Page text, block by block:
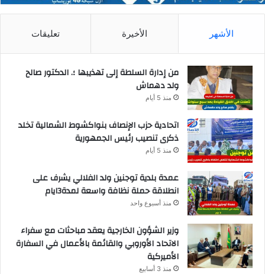
الأشهر الأخيرة تعليقات
من إدارة السلطة إلى تهذيبها ؛. الدكتور صالح
ولد دهماش
منذ 5 أيام
اتحادية حزب الإنصاف بنواكشوط الشمالية تخلد
ذكرى تنصيب رئيس الجمهورية
منذ 5 أيام
عمدة بلدية توجنين ولد الفلالي يشرف على
انطلاقة حملة نظافة واسعة لمدة3ايام
منذ أسبوع واحد
وزير الشؤون الخارجية يعقد مباحثات مع سفراء
الاتحاد الأوروبي والقائمة بالأعمال في السفارة
الأميركية
منذ 3 أسابيع